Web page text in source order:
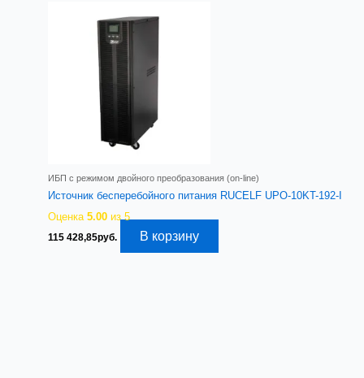
ИБП с режимом двойного преобразования (on-line)
Источник бесперебойного питания RUCELF UPO-10KT-192-I
Оценка5.00 из 5
115 428,85руб. В корзину